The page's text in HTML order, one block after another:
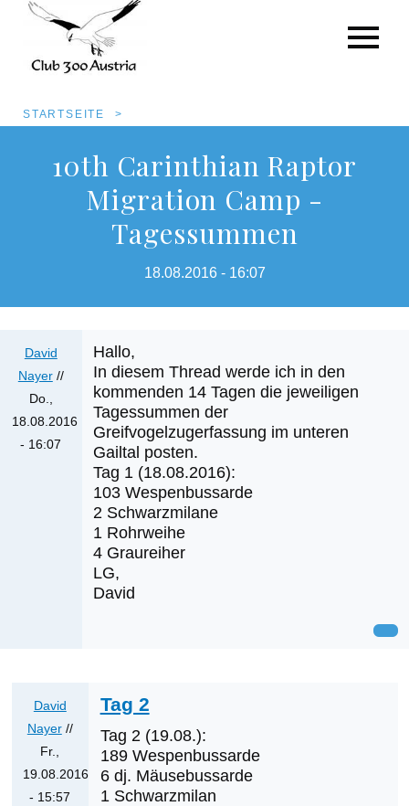
Pfadnavigation
STARTSEITE
10th Carinthian Raptor
Migration Camp -
Tagessummen
18.08.2016 - 16:07
David
Nayer//
Do.,
18.08.2016
- 16:07
Hallo,
In diesem Thread werde ich in den
kommenden 14 Tagen die jeweiligen
Tagessummen der
Greifvogelzugerfassung im unteren
Gailtal posten.
Tag 1 (18.08.2016):
103 Wespenbussarde
2 Schwarzmilane
1 Rohrweihe
4 Graureiher
LG,
David
David
Nayer//
Fr.,
19.08.2016
- 15:57
Tag 2
Tag 2 (19.08.):
189 Wespenbussarde
6 dj. Mäusebussarde
1 Schwarzmilan